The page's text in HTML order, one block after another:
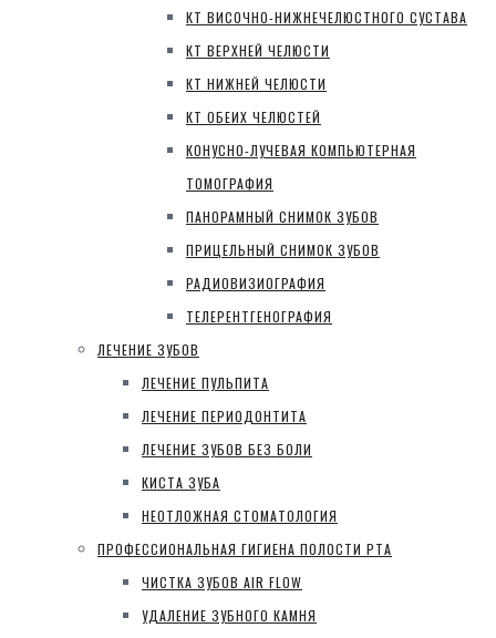
КТ ВИСОЧНО-НИЖНЕЧЕЛЮСТНОГО СУСТАВА
КТ ВЕРХНЕЙ ЧЕЛЮСТИ
КТ НИЖНЕЙ ЧЕЛЮСТИ
КТ ОБЕИХ ЧЕЛЮСТЕЙ
КОНУСНО-ЛУЧЕВАЯ КОМПЬЮТЕРНАЯ
ТОМОГРАФИЯ
ПАНОРАМНЫЙ СНИМОК ЗУБОВ
ПРИЦЕЛЬНЫЙ СНИМОК ЗУБОВ
РАДИОВИЗИОГРАФИЯ
ТЕЛЕРЕНТГЕНОГРАФИЯ
ЛЕЧЕНИЕ ЗУБОВ
ЛЕЧЕНИЕ ПУЛЬПИТА
ЛЕЧЕНИЕ ПЕРИОДОНТИТА
ЛЕЧЕНИЕ ЗУБОВ БЕЗ БОЛИ
КИСТА ЗУБА
НЕОТЛОЖНАЯ СТОМАТОЛОГИЯ
ПРОФЕССИОНАЛЬНАЯ ГИГИЕНА ПОЛОСТИ РТА
ЧИСТКА ЗУБОВ AIR FLOW
УДАЛЕНИЕ ЗУБНОГО КАМНЯ